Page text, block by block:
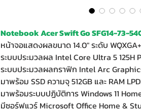
Notebook Acer Swift Go SFG14-73-
หน้าจอแสดงผลขนาด 14.0" ระดับ
ระบบประมวลผล Intel Core Ultra 5 125H
ระบบประมวลผลกราฟิก Intel Arc
มาพร้อม SSD ความจุ 512GB และ RAM
มาพร้อมระบบปฏิบัติการ Windows 11
มีซอร์ฟแวร์ Microsoft Office Home &